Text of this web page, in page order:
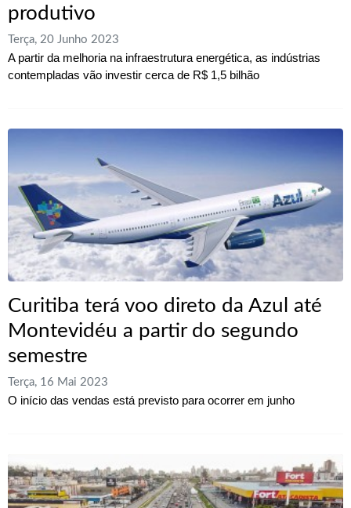
produtivo
Terça, 20 Junho 2023
A partir da melhoria na infraestrutura energética, as indústrias
contempladas vão investir cerca de R$ 1,5 bilhão
Curitiba terá voo direto da Azul até
Montevidéu a partir do segundo
semestre
Terça, 16 Mai 2023
O início das vendas está previsto para ocorrer em junho